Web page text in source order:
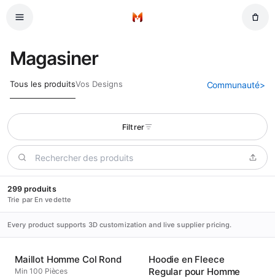
Accueil
Magasiner
Tous les produitsVos Designs Communauté>
Filtrer
299 produits
Trie par En vedette
Every product supports 3D customization and live supplier pricing.
Maillot Homme Col Rond
Min 100 Pièces
Hoodie en Fleece
Regular pour Homme